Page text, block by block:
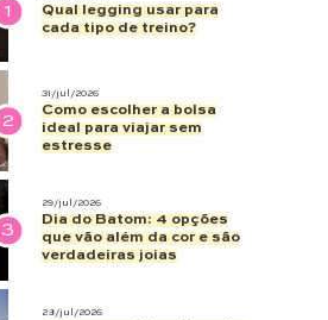
1
Qual legging usar para
cada tipo de treino?
2
31/jul/2026
Como escolher a bolsa
ideal para viajar sem
estresse
3
29/jul/2026
Dia do Batom: 4 opções
que vão além da cor e são
verdadeiras joias
28/jul/2026